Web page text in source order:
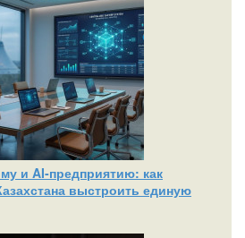
и AI‑предприятию: как
выстроить единую